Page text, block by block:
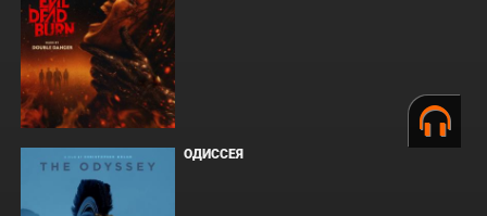
ОДИССЕЯ